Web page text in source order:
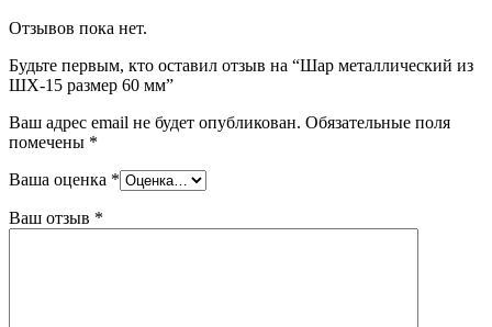
Отзывов пока нет.
Будьте первым, кто оставил отзыв на “Шар металлический из
ШХ-15 размер 60 мм”
Ваш адрес email не будет опубликован. Обязательные поля
помечены *
Ваша оценка *
Ваш отзыв *